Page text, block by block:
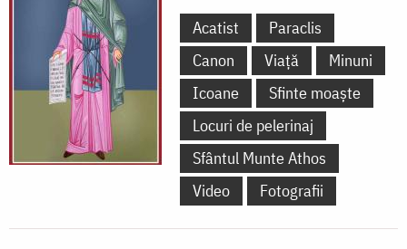
Acatist
Paraclis
Canon
Viață
Minuni
Icoane
Sfinte moaște
Locuri de pelerinaj
Sfântul Munte Athos
Video
Fotografii